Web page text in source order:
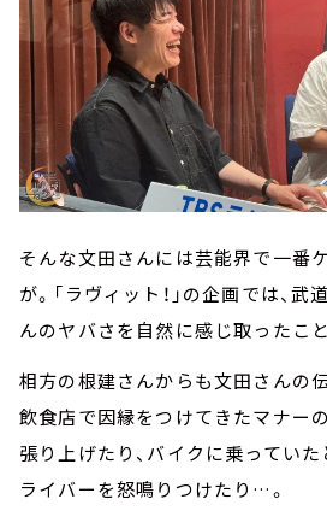
そんな文田さんには芸能界で一番
が。「ラヴィット！」の企画では、
んのヤバさを自然に感じ取ったこと
相方の根建さんからも文田さんの
飲食店で因縁をつけてきたマナー
張り上げたり、バイクに乗ってい
ライバーを怒鳴りつけたり…。